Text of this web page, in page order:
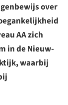
over
AA zich
in de Nieuw-
waarbij